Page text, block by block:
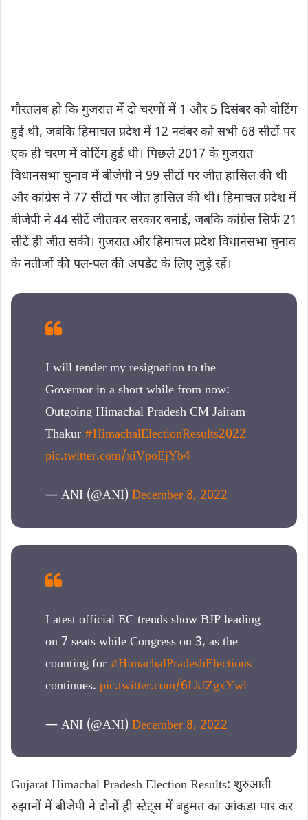
गौरतलब हो कि गुजरात में दो चरणों में 1 और 5 दिसंबर को वोटिंग
हुई थी, जबकि हिमाचल प्रदेश में 12 नवंबर को सभी 68 सीटों पर
एक ही चरण में वोटिंग हुई थी। पिछले 2017 के गुजरात
विधानसभा चुनाव में बीजेपी ने 99 सीटों पर जीत हासिल की थी
और कांग्रेस ने 77 सीटों पर जीत हासिल की थी। हिमाचल प्रदेश में
बीजेपी ने 44 सीटें जीतकर सरकार बनाई, जबकि कांग्रेस सिर्फ 21
सीटें ही जीत सकी। गुजरात और हिमाचल प्रदेश विधानसभा चुनाव
के नतीजों की पल-पल की अपडेट के लिए जुड़े रहें।
I will tender my resignation to the
Governor in a short while from now:
Outgoing Himachal Pradesh CM Jairam
Thakur #HimachalElectionResults2022
pic.twitter.com/xiVpoEjYb4
— ANI (@ANI) December 8, 2022
Latest official EC trends show BJP leading
on 7 seats while Congress on 3, as the
counting for #HimachalPradeshElections
continues. pic.twitter.com/6LkfZgxYwl
— ANI (@ANI) December 8, 2022
Gujarat Himachal Pradesh Election Results: शुरुआती
रुझानों में बीजेपी ने दोनों ही स्टेट्स में बहुमत का आंकड़ा पार कर